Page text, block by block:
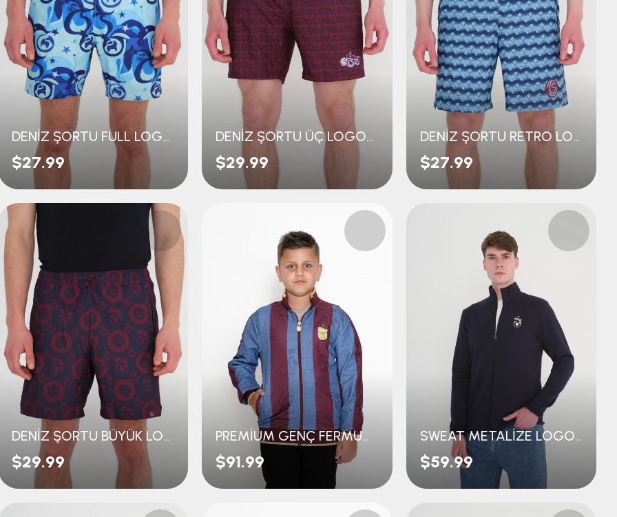
DENİZ ŞORTU FULL LOGOLU
$27.99
DENİZ ŞORTU ÜÇ LOGOLU
$29.99
DENİZ ŞORTU RETRO LOGOLU
$27.99
DENİZ ŞORTU BÜYÜK LOGOLU
$29.99
PREMİUM GENÇ FERMUARLI SWEAT
$91.99
SWEAT METALİZE LOGO FERMUARLI
$59.99